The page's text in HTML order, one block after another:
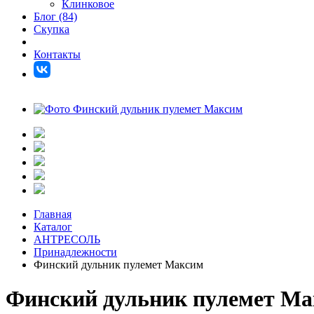
Клинковое
Блог (84)
Скупка
Контакты
Главная
Каталог
АНТРЕСОЛЬ
Принадлежности
Финский дульник пулемет Максим
Финский дульник пулемет